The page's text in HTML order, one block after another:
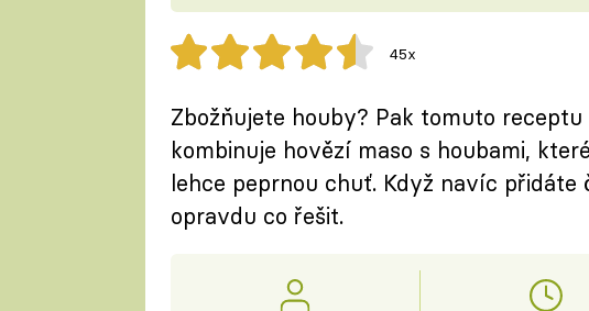
45x
Zbožňujete houby? Pak tomuto
kombinuje hovězí maso s houbami,
lehce peprnou chuť. Když navíc
opravdu co řešit.